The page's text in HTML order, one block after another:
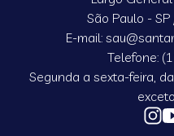
São Paulo -
E-mail:
Telefone:
Segunda a sexta-feira,